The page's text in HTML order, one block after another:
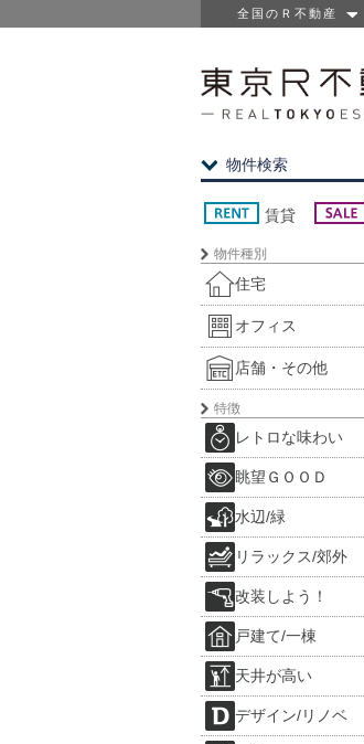
全国のＲ不動産
物件検索
賃貸
物件種別
住宅
オフィス
店舗・その他
特徴
レトロな味わい
眺望ＧＯＯＤ
水辺/緑
リラックス/郊外
改装しよう！
戸建て/一棟
天井が高い
デザイン/リノベ